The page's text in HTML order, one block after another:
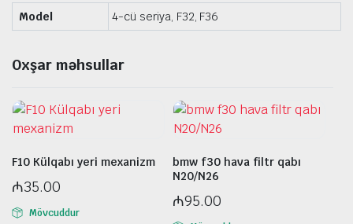
Model 4-cü seriya, F32, F36
Oxşar məhsullar
F10 Külqabı yeri mexanizm
₼35.00
Mövcuddur
bmw f30 hava filtr qabı
N20/N26
₼95.00